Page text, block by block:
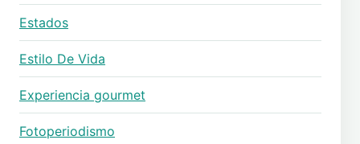
Estados
Estilo De Vida
Experiencia gourmet
Fotoperiodismo